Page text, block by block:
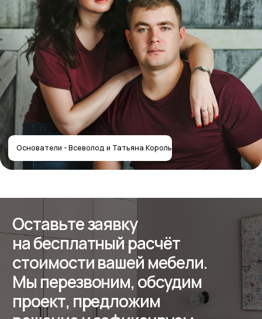
+7
Отправляя форму, вы соглашаетесь
конфиденциальности
Получить расчёт стоимости
Главная
Наши работы
Проекты
О компании
Дизайнерам
Отзывы
Контакты салона
+7 (495) 744-74-20
Мессенджеры
г. Москва, шоссе
Энтузиастов 48/1
Контактная информация